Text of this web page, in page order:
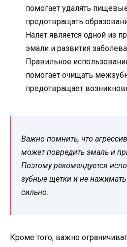
помогает удалять
предотвращать
Налет является одной из
эмали и развития
Правильное
помогает очищать
предотвращает
Важно помнить, что
может повредить эмаль и
Поэтому рекомендуется
зубные щетки и не
сильно.
Кроме того, важно